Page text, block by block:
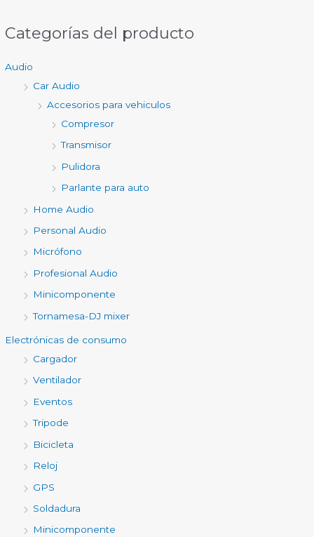
Categorías del producto
Audio
Car Audio
Accesorios para vehiculos
Compresor
Transmisor
Pulidora
Parlante para auto
Home Audio
Personal Audio
Micrófono
Profesional Audio
Minicomponente
Tornamesa-DJ mixer
Electrónicas de consumo
Cargador
Ventilador
Eventos
Tripode
Bicicleta
Reloj
GPS
Soldadura
Minicomponente